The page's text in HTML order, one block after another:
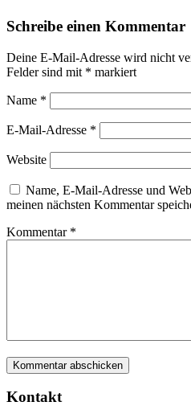
Schreibe einen Kommentar
Deine E-Mail-Adresse wird nicht
Felder sind mit * markiert
Name *
E-Mail-Adresse *
Website
Name, E-Mail-Adresse und
meinen nächsten Kommentar
Kommentar *
Kontakt